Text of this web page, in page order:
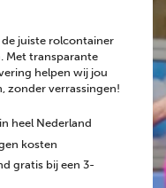
juiste rolcontainer
Met transparante
helpen wij jou
zonder verrassingen!
heel Nederland
kosten
gratis bij een 3-